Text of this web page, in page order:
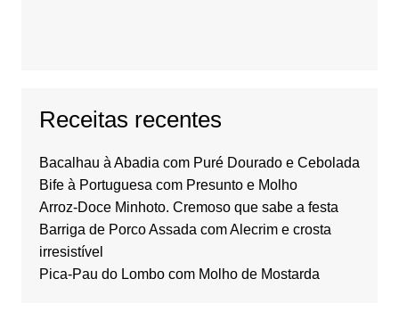
Receitas recentes
Bacalhau à Abadia com Puré Dourado e Cebolada
Bife à Portuguesa com Presunto e Molho
Arroz-Doce Minhoto. Cremoso que sabe a festa
Barriga de Porco Assada com Alecrim e crosta
irresistível
Pica-Pau do Lombo com Molho de Mostarda